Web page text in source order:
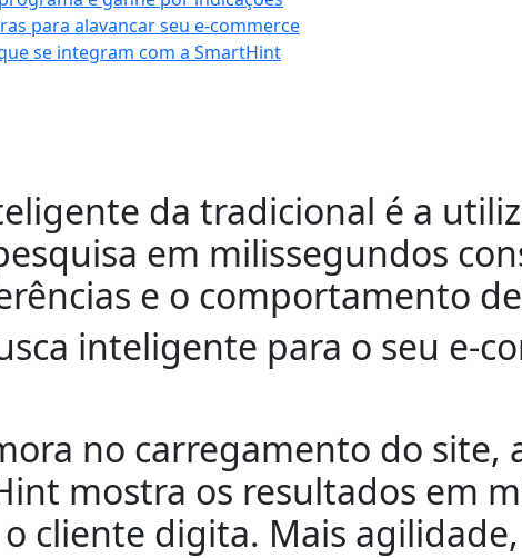
para alavancar seu e-commerce
se integram com a SmartHint
da tradicional é a
em milissegundos
e o comportamento
inteligente para o seu e-
no carregamento do site,
mostra os resultados em
cliente digita. Mais